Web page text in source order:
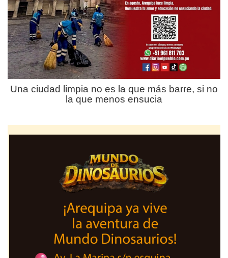
Una ciudad limpia no es la que más barre, si no
la que menos ensucia